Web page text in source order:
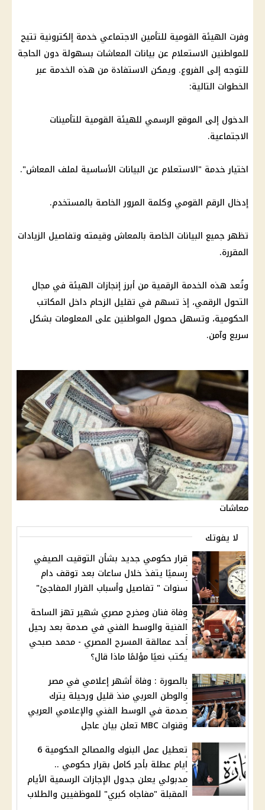
وفرت الهيئة القومية للتأمين الاجتماعي خدمة إلكترونية تتيح
للمواطنين الاستعلام عن بيانات المعاشات بسهولة دون الحاجة
للتوجه إلى الفروع. ويمكن الاستفادة من هذه الخدمة عبر
الخطوات التالية:
الدخول إلى الموقع الرسمي للهيئة القومية للتأمينات
الاجتماعية.
اختيار خدمة "الاستعلام عن البيانات الأساسية لملف المعاش".
إدخال الرقم القومي وكلمة المرور الخاصة بالمستخدم.
تظهر جميع البيانات الخاصة بالمعاش وقيمته وتفاصيل الزيادات
المقررة.
وتُعد هذه الخدمة الرقمية من أبرز إنجازات الهيئة في مجال
التحول الرقمي، إذ تسهم في تقليل الزحام داخل المكاتب
الحكومية، وتسهل حصول المواطنين على المعلومات بشكل
سريع وآمن.
معاشات
لا يفوتك
قرار حكومي جديد بشأن التوقيت الصيفي
رسميًا يتفذ خلال ساعات بعد توقف دام
سنوات " تفاصيل وأسباب القرار المفاجئ"
وفاة فنان ومخرج مصري شهير تهز الساحة
الفنية والوسط الفني في صدمة بعد رحيل
أحد عمالقة المسرح المصري - محمد صبحي
يكتب نعيًا مؤلمًا ماذا قال؟
بالصورة : وفاة أشهر إعلامي في مصر
والوطن العربي منذ قليل ورحيلة يترك
صدمة في الوسط الفني والإعلامي العربي
وقنوات MBC تعلن بيان عاجل
تعطيل عمل البنوك والمصالح الحكومية 6
ايام عطلة بأجر كامل بقرار حكومي ..
مدبولي يعلن جدول الإجازات الرسمية الأيام
المقبلة "مفاجاه كبري" للموظفيين والطلاب